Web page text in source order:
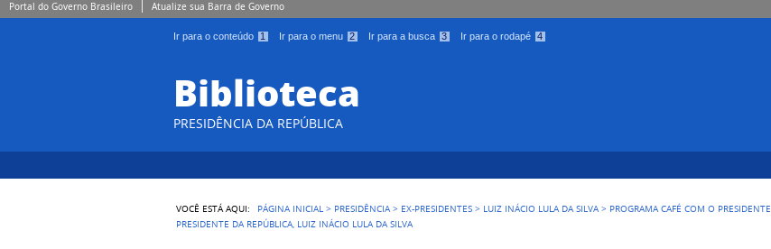
Portal do Governo Brasileiro Atualize sua Barra de Governo
Ir para o conteúdo 1 Ir para o menu 2 Ir para a busca 3 Ir para o rodapé 4
Biblioteca
PRESIDÊNCIA DA REPÚBLICA
VOCÊ ESTÁ AQUI: PÁGINA INICIAL > PRESIDÊNCIA > EX-PRESIDENTES > LUIZ INÁCIO LULA DA SILVA > PROGRAMA CAFÉ COM O PRESIDENTE
PRESIDENTE DA REPÚBLICA, LUIZ INÁCIO LULA DA SILVA